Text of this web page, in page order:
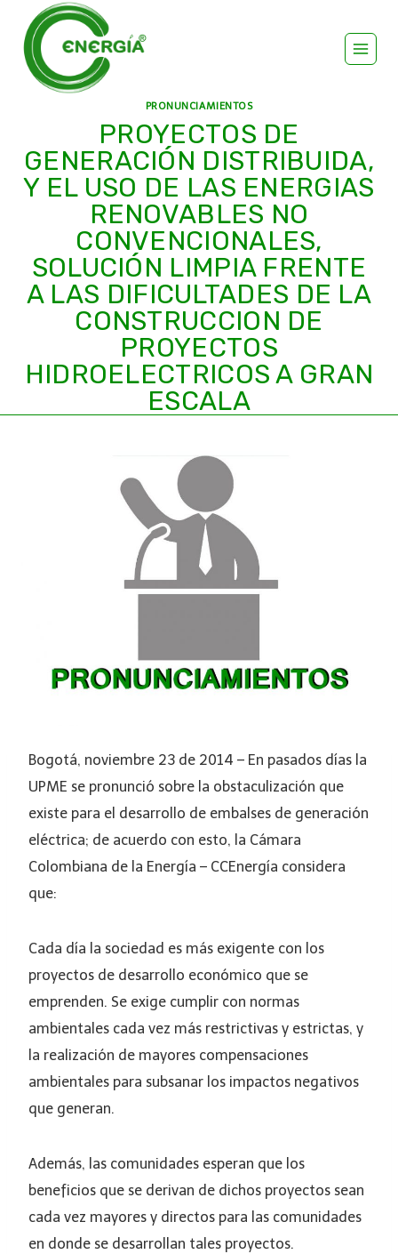
PRONUNCIAMIENTOS
PROYECTOS DE
GENERACIÓN DISTRIBUIDA,
Y EL USO DE LAS ENERGIAS
RENOVABLES NO
CONVENCIONALES,
SOLUCIÓN LIMPIA FRENTE
A LAS DIFICULTADES DE LA
CONSTRUCCION DE
PROYECTOS
HIDROELECTRICOS A GRAN
ESCALA
Bogotá, noviembre 23 de 2014 – En pasados días la
UPME se pronunció sobre la obstaculización que
existe para el desarrollo de embalses de generación
eléctrica; de acuerdo con esto, la Cámara
Colombiana de la Energía – CCEnergía considera
que:
Cada día la sociedad es más exigente con los
proyectos de desarrollo económico que se
emprenden. Se exige cumplir con normas
ambientales cada vez más restrictivas y estrictas, y
la realización de mayores compensaciones
ambientales para subsanar los impactos negativos
que generan.
Además, las comunidades esperan que los
beneficios que se derivan de dichos proyectos sean
cada vez mayores y directos para las comunidades
en donde se desarrollan tales proyectos.